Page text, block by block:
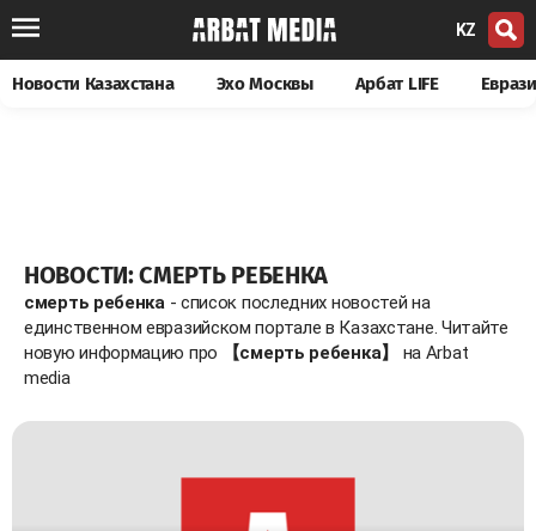
KZ
Новости Казахстана Эхо Москвы Арбат LIFE
НОВОСТИ: СМЕРТЬ РЕБЕНКА
смерть ребенка - список последних новостей на
единственном евразийском портале в Казахстане. Читайте
новую информацию про
【смерть ребенка】
на Arbat
media